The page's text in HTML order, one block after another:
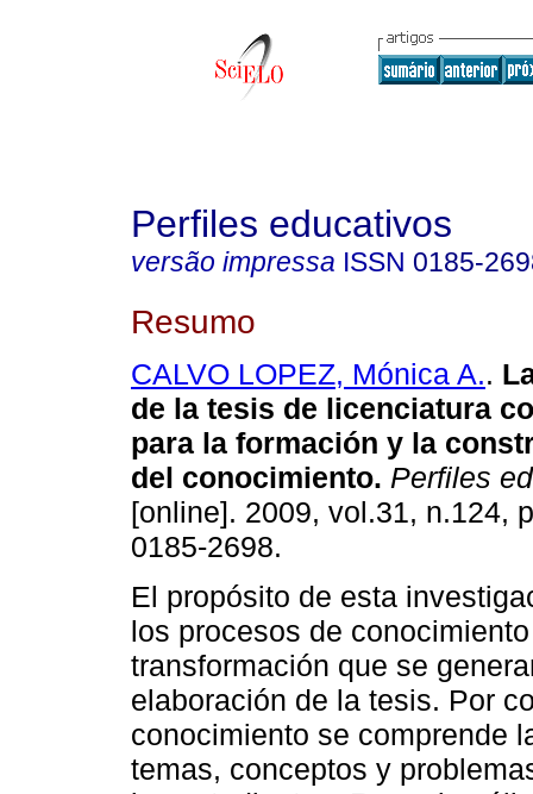
Perfiles educativos
versão impressa ISSN 0185-
Resumo
CALVO LOPEZ, Mónica A..
de la tesis de licenciatura
para la formación y la
del conocimiento. Perfiles
[online]. 2009, vol.31, n.124,
0185-2698.
El propósito de esta
los procesos de
transformación que se
elaboración de la tesis. Por
conocimiento se comprende
temas, conceptos y